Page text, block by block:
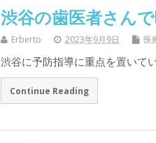
渋谷の歯医者さん
Erberto 2023年9月9日 医
渋谷に予防指導に重点を置いて
Continue Reading